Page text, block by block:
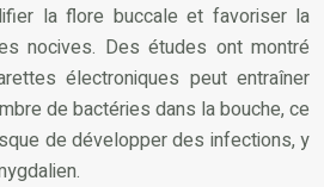
la flore buccale et favoriser la
nocives. Des études ont montré
électroniques peut entraîner
de bactéries dans la bouche, ce
de développer des infections, y